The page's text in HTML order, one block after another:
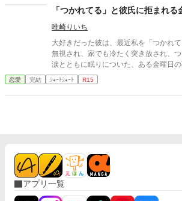
「つかれてる」と彼氏に拒まれる
唯崎りいち
大好きだった彼は、最近私を「つかれ
無視され、家でも冷たく突き放され、つ
涙とともに眠りについた、ある金曜日
関係は、予想もしない結末を迎える。
恋愛 完結 ｼｮｰﾄｼｮｰﾄ R15
アプリ一覧